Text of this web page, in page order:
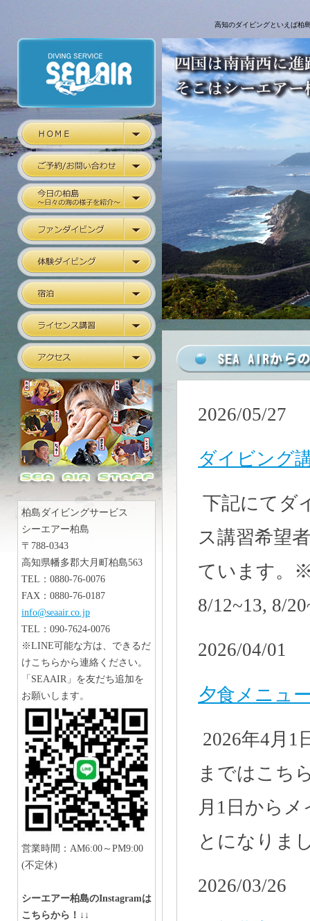
高知のダイビングといえば柏
柏島ダイビングサービス
シーエアー柏島
〒788-0343
高知県幡多郡大月町柏島563
TEL：0880-76-0076
FAX：0880-76-0187
info@seaair.co.jp
TEL：090-7624-0076
※LINE可能な方は、できるだ
けこちらから連絡ください。
「SEAAIR」を友だち追加を
お願いします。
営業時間：AM6:00～PM9:00
(不定休)
シーエアー柏島のInstagramは
こちらから！↓↓
2026/05/27
ダイビング
下記にてダ
ス講習希望
ています。
8/12~13, 8/
2026/04/01
夕食メニュ
2026年4月1
まではこち
月1日から
とになりま
2026/03/26